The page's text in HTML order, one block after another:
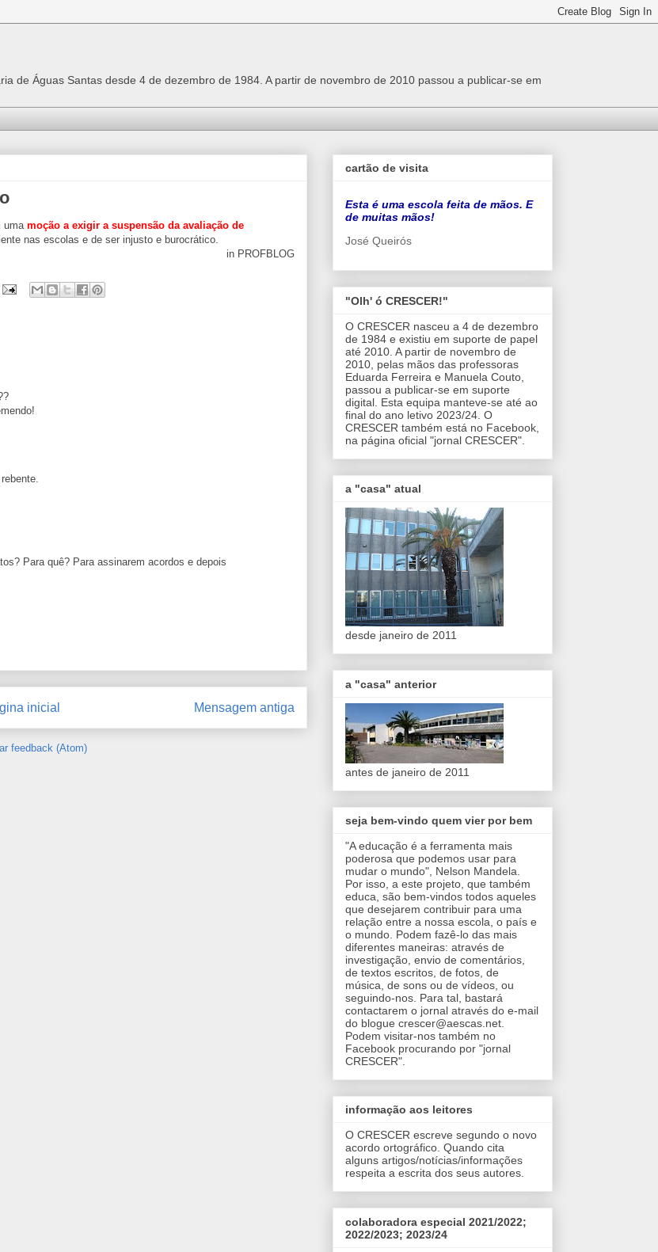
de Águas Santas desde 4 de dezembro de 1984. A partir de novembro de 2010 passou a publicar-se em
uma moção a exigir a suspensão da avaliação de
nas escolas e de ser injusto e burocrático.
in PROFBLOG
Para quê? Para assinarem acordos e depois
Mensagem antiga
inicial
feedback (Atom)
cartão de visita
Esta é uma escola feita de mãos. E
de muitas mãos!
José Queirós
"Olh' ó CRESCER!"
O CRESCER nasceu a 4 de dezembro
de 1984 e existiu em suporte de papel
até 2010. A partir de novembro de
2010, pelas mãos das professoras
Eduarda Ferreira e Manuela Couto,
passou a publicar-se em suporte
digital. Esta equipa manteve-se até ao
final do ano letivo 2023/24. O
CRESCER também está no Facebook,
na página oficial "jornal CRESCER".
a "casa" atual
desde janeiro de 2011
a "casa" anterior
antes de janeiro de 2011
seja bem-vindo quem vier por bem
"A educação é a ferramenta mais
poderosa que podemos usar para
mudar o mundo", Nelson Mandela.
Por isso, a este projeto, que também
educa, são bem-vindos todos aqueles
que desejarem contribuir para uma
relação entre a nossa escola, o país e
o mundo. Podem fazê-lo das mais
diferentes maneiras: através de
investigação, envio de comentários,
de textos escritos, de fotos, de
música, de sons ou de vídeos, ou
seguindo-nos. Para tal, bastará
contactarem o jornal através do e-mail
do blogue crescer@aescas.net.
Podem visitar-nos também no
Facebook procurando por "jornal
CRESCER".
informação aos leitores
O CRESCER escreve segundo o novo
acordo ortográfico. Quando cita
alguns artigos/notícias/informações
respeita a escrita dos seus autores.
colaboradora especial 2021/2022;
2022/2023; 2023/24